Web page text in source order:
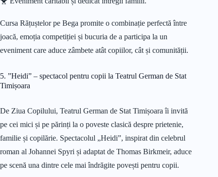
Cursa Rățuștelor pe Bega promite o combinație perfectă între
joacă, emoția competiției și bucuria de a participa la un
eveniment care aduce zâmbete atât copiilor, cât și comunității.
5. ”Heidi” – spectacol pentru copii la Teatrul German de Stat
Timișoara
De Ziua Copilului, Teatrul German de Stat Timișoara îi invită
pe cei mici și pe părinți la o poveste clasică despre prietenie,
familie și copilărie. Spectacolul „Heidi”, inspirat din celebrul
roman al Johannei Spyri și adaptat de Thomas Birkmeir, aduce
pe scenă una dintre cele mai îndrăgite povești pentru copii.